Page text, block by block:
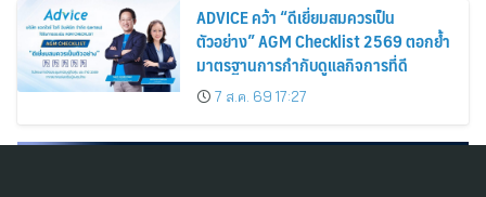
ADVICE คว้า “ดีเยี่ยมสมควรเป็น
ตัวอย่าง” AGM Checklist 2569 ตอกย้ำ
มาตรฐานการกำกับดูแลกิจการที่ดี
7 ส.ค. 69 17:27